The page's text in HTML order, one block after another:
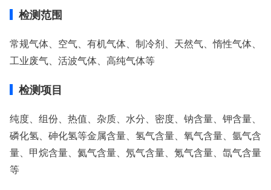
检测范围
常规气体、空气、有机气体、制冷剂、天然气、惰性气体、
工业废气、活波气体、高纯气体等
检测项目
纯度、组份、热值、杂质、水分、密度、钠含量、钾含量、
磷化氢、砷化氢等金属含量、氢气含量、氧气含量、氩气含
量、甲烷含量、氦气含量、氖气含量、氪气含量、氙气含量
等